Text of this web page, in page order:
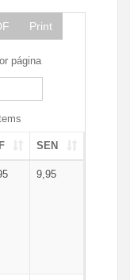
Print
página
SEN
9,95